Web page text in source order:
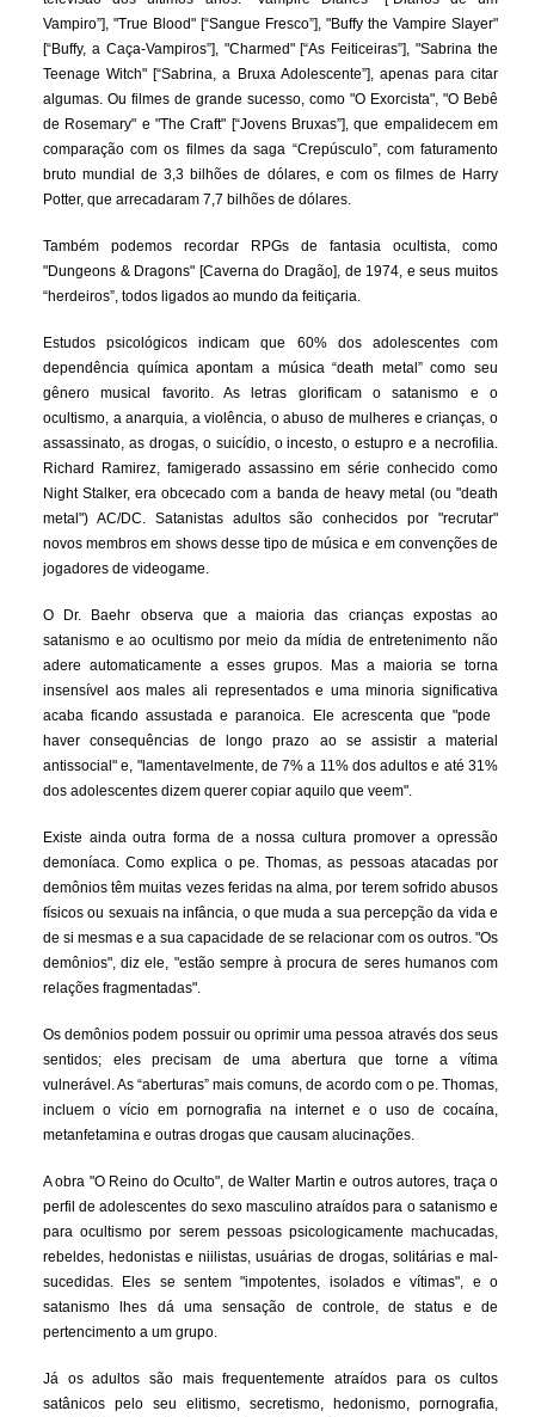
Vampiro”], "True Blood" [“Sangue Fresco”], "Buffy the Vampire Slayer"
[“Buffy, a Caça-Vampiros”], "Charmed" [“As Feiticeiras”], "Sabrina the
Teenage Witch" [“Sabrina, a Bruxa Adolescente”], apenas para citar
algumas. Ou filmes de grande sucesso, como "O Exorcista", "O Bebê
de Rosemary" e "The Craft" [“Jovens Bruxas”], que empalidecem em
comparação com os filmes da saga “Crepúsculo”, com faturamento
bruto mundial de 3,3 bilhões de dólares, e com os filmes de Harry
Potter, que arrecadaram 7,7 bilhões de dólares.
Também podemos recordar RPGs de fantasia ocultista, como
"Dungeons & Dragons" [Caverna do Dragão], de 1974, e seus muitos
“herdeiros”, todos ligados ao mundo da feitiçaria.
Estudos psicológicos indicam que 60% ​​dos adolescentes com
dependência química apontam a música “death metal” como seu
gênero musical favorito. As letras glorificam o satanismo e o
ocultismo, a anarquia, a violência, o abuso de mulheres e crianças, o
assassinato, as drogas, o suicídio, o incesto, o estupro e a necrofilia.
Richard Ramirez, famigerado assassino em série conhecido como
Night Stalker, era obcecado com a banda de heavy metal ​(ou "death
metal") AC/DC. Satanistas adultos são conhecidos por "recrutar"
novos membros em shows desse tipo de música e em convenções de
jogadores de videogame.
O Dr. Baehr observa que a maioria das crianças expostas ao
satanismo e ao ocultismo por meio da mídia de entretenimento não
adere automaticamente a esses grupos. Mas a maioria se torna
insensível aos males ali representados e uma minoria significativa
acaba ficando assustada e paranoica. Ele acrescenta que "pode ​​
haver consequências de longo prazo ao se assistir a material
antissocial" e, "lamentavelmente, de 7% a 11% dos adultos e até 31%
dos adolescentes dizem querer copiar aquilo que veem".
Existe ainda outra forma de a nossa cultura promover a opressão
demoníaca. Como explica o pe. Thomas, as pessoas atacadas por
demônios têm muitas vezes feridas na alma, por terem sofrido abusos
físicos ou sexuais na infância, o que muda a sua percepção da vida e
de si mesmas e a sua capacidade de se relacionar com os outros. "Os
demônios", diz ele, "estão sempre à procura de seres humanos com
relações fragmentadas".
Os demônios podem possuir ou oprimir uma pessoa através dos seus
sentidos; eles precisam de uma abertura que torne a vítima
vulnerável. As “aberturas” mais comuns, de acordo com o pe. Thomas,
incluem o vício em pornografia na internet e o uso de cocaína,
metanfetamina e outras drogas que causam alucinações.
A obra "O Reino do Oculto", de Walter Martin e outros autores, traça o
perfil de adolescentes do sexo masculino atraídos para o satanismo e
para ocultismo por serem pessoas psicologicamente machucadas,
rebeldes, hedonistas e niilistas, usuárias de drogas, solitárias e mal-
sucedidas. Eles se sentem "impotentes, isolados e vítimas", e o
satanismo lhes dá uma sensação de controle, de status e de
pertencimento a um grupo.
Já os adultos são mais frequentemente atraídos para os cultos
satânicos pelo seu elitismo, secretismo, hedonismo, pornografia,